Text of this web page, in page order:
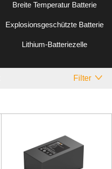
Breite Temperatur Batterie
Explosionsgeschützte Batterie
Lithium-Batteriezelle
Filter